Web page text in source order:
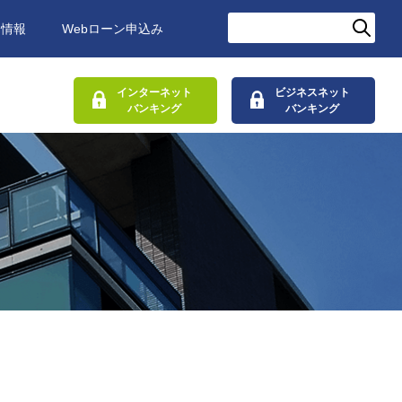
報 Webローン申込み
インターネット
バンキング
ビジネスネット
バンキング